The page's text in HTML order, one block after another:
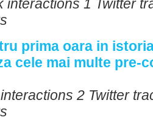
interactions 1 Twitter
prima oara in
cele mai multe pre-
2 Twitter